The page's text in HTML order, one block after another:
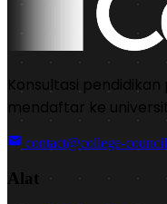
Konsultasi
mendaftar ke
contact@college-
Alat